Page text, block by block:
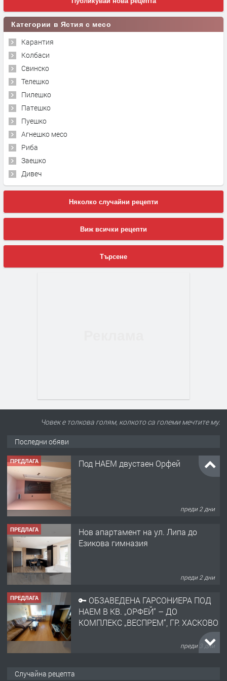
Категории в Ястия с месо
Карантия
Колбаси
Свинско
Телешко
Пилешко
Патешко
Пуешко
Агнешко месо
Риба
Заешко
Дивеч
Няколко случайни рецепти
Виж всички рецепти
Търсене
Човек е толкова голям, колкото са големи мечтите му.
Последни обяви
Под НАЕМ двустаен Орфей
ПРЕДЛАГА
Нов апартамент на ул. Липа до
преди 2 дни
ПРЕДЛАГА
🔑 ОБЗАВЕДЕНА ГАРСОНИЕРА ПОД
НАЕМ В КВ. „ОРФЕЙ“ – ДО
преди 3 дни
ПРЕДЛАГА
НАПЪЛНО ОБЗАВЕДЕН И
ОБОРУДВАН ТРИСТАЕН
АПАРТАМЕНТ В ЦЕНТЪРА НА ГР.
преди 4 дни
ПРЕДЛАГА
Случайна рецепта